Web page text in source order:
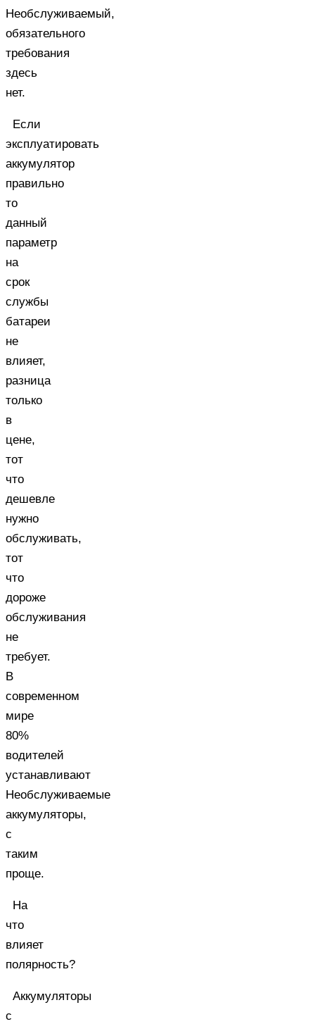
Необслуживаемый,
обязательного
требования
здесь
нет.
Если
эксплуатировать
аккумулятор
правильно
то
данный
параметр
на
срок
службы
батареи
не
влияет,
разница
только
в
цене,
тот
что
дешевле
нужно
обслуживать,
тот
что
дороже
обслуживания
не
требует.
В
современном
мире
80%
водителей
устанавливают
Необслуживаемые
аккумуляторы,
с
таким
проще.
На
что
влияет
полярность?
Аккумуляторы
с